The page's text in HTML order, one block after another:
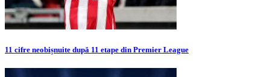
11 cifre neobișnuite după 11 etape din Premier League